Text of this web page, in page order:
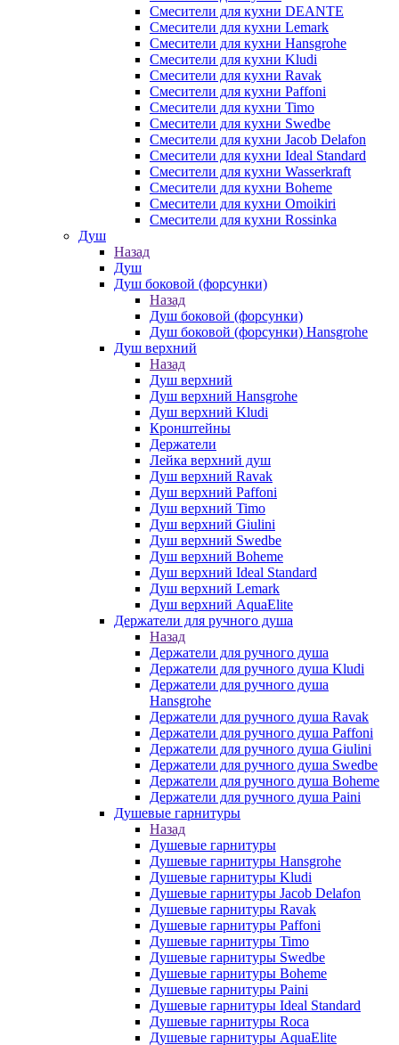
Смесители для кухни DEANTE
Смесители для кухни Lemark
Смесители для кухни Hansgrohe
Смесители для кухни Kludi
Смесители для кухни Ravak
Смесители для кухни Paffoni
Смесители для кухни Timo
Смесители для кухни Swedbe
Смесители для кухни Jacob Delafon
Смесители для кухни Ideal Standard
Смесители для кухни Wasserkraft
Смесители для кухни Boheme
Смесители для кухни Omoikiri
Смесители для кухни Rossinka
Душ
Назад
Душ
Душ боковой (форсунки)
Назад
Душ боковой (форсунки)
Душ боковой (форсунки) Hansgrohe
Душ верхний
Назад
Душ верхний
Душ верхний Hansgrohe
Душ верхний Kludi
Кронштейны
Держатели
Лейка верхний душ
Душ верхний Ravak
Душ верхний Paffoni
Душ верхний Timo
Душ верхний Giulini
Душ верхний Swedbe
Душ верхний Boheme
Душ верхний Ideal Standard
Душ верхний Lemark
Душ верхний AquaElite
Держатели для ручного душа
Назад
Держатели для ручного душа
Держатели для ручного душа Kludi
Держатели для ручного душа
Hansgrohe
Держатели для ручного душа Ravak
Держатели для ручного душа Paffoni
Держатели для ручного душа Giulini
Держатели для ручного душа Swedbe
Держатели для ручного душа Boheme
Держатели для ручного душа Paini
Душевые гарнитуры
Назад
Душевые гарнитуры
Душевые гарнитуры Hansgrohe
Душевые гарнитуры Kludi
Душевые гарнитуры Jacob Delafon
Душевые гарнитуры Ravak
Душевые гарнитуры Paffoni
Душевые гарнитуры Timo
Душевые гарнитуры Swedbe
Душевые гарнитуры Boheme
Душевые гарнитуры Paini
Душевые гарнитуры Ideal Standard
Душевые гарнитуры Roca
Душевые гарнитуры AquaElite